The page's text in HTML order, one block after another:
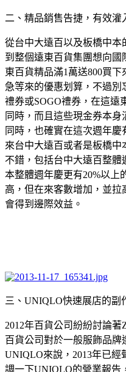
二、精品銷售告捷，有效灌
從台中大遠百以及板橋中本
到整個遠東百貨集團想向
東百貨精品滿1 萬送800買下
急等來的優惠划算，不過別
禮券或SOGO禮券，在這遠
同時，而且這些現金券本
同時，也確實在這次週年
來台中大遠百或者是板橋
不錯，包括台中大遠百整體
本整體週年慶更有20%以上
高，但在來客數增加，並
會得到邊際效益。
三、 UNIQLO快速展店的副
2012年百貨公司紛紛討論著
百貨公司對於一般服飾品
UNIQLO來說， 2013年已經
調一下UNIQLO的營業報告